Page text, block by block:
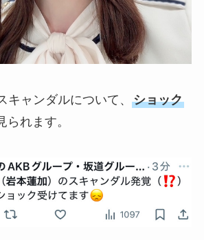
キャンダルについて、 ショック
られます。